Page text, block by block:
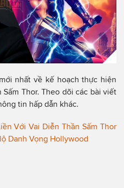
nhất về kế hoạch thực hiện
Thor. Theo dõi các bài viết
tin hấp dẫn khác.
Với Vai Diễn Thần Sấm Thor
Danh Vọng Hollywood